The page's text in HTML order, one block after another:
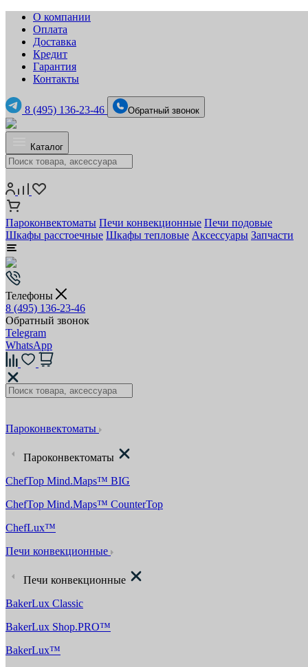
О компании
Оплата
Доставка
Кредит
Гарантия
Контакты
8 (495) 136-23-46 Обратный звонок
Каталог
Пароконвектоматы Печи конвекционные Печи подовые
Шкафы расстоечные Шкафы тепловые Аксессуары Запчасти
Телефоны
8 (495) 136-23-46
Обратный звонок
Telegram
WhatsApp
Пароконвектоматы
Пароконвектоматы
ChefTop Mind.Maps™ BIG
ChefTop Mind.Maps™ CounterTop
ChefLux™
Печи конвекционные
Печи конвекционные
BakerLux Classic
BakerLux Shop.PRO™
BakerLux™